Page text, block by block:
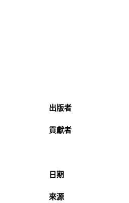
出版者
貢獻者
日期
來源